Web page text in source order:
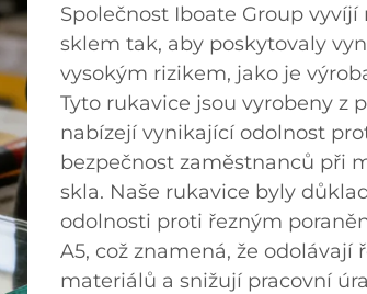
Společnost Iboate Group
sklem tak, aby poskytovaly
vysokým rizikem, jako je
Tyto rukavice jsou vyrobeny z
nabízejí vynikající odolnost
bezpečnost zaměstnanců při
skla. Naše rukavice byly
odolnosti proti řezným
A5, což znamená, že
materiálů a snižují pracovní